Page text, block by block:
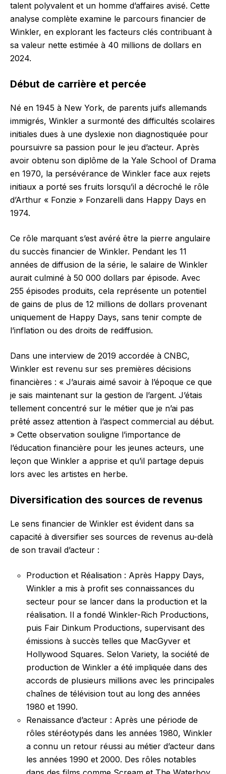
talent polyvalent et un homme d’affaires avisé. Cette
analyse complète examine le parcours financier de
Winkler, en explorant les facteurs clés contribuant à
sa valeur nette estimée à 40 millions de dollars en
2024.
Début de carrière et percée
Né en 1945 à New York, de parents juifs allemands
immigrés, Winkler a surmonté des difficultés scolaires
initiales dues à une dyslexie non diagnostiquée pour
poursuivre sa passion pour le jeu d’acteur. Après
avoir obtenu son diplôme de la Yale School of Drama
en 1970, la persévérance de Winkler face aux rejets
initiaux a porté ses fruits lorsqu’il a décroché le rôle
d’Arthur « Fonzie » Fonzarelli dans Happy Days en
1974.
Ce rôle marquant s’est avéré être la pierre angulaire
du succès financier de Winkler. Pendant les 11
années de diffusion de la série, le salaire de Winkler
aurait culminé à 50 000 dollars par épisode. Avec
255 épisodes produits, cela représente un potentiel
de gains de plus de 12 millions de dollars provenant
uniquement de Happy Days, sans tenir compte de
l’inflation ou des droits de rediffusion.
Dans une interview de 2019 accordée à CNBC,
Winkler est revenu sur ses premières décisions
financières : « J’aurais aimé savoir à l’époque ce que
je sais maintenant sur la gestion de l’argent. J’étais
tellement concentré sur le métier que je n’ai pas
prêté assez attention à l’aspect commercial au début.
» Cette observation souligne l’importance de
l’éducation financière pour les jeunes acteurs, une
leçon que Winkler a apprise et qu’il partage depuis
lors avec les artistes en herbe.
Diversification des sources de revenus
Le sens financier de Winkler est évident dans sa
capacité à diversifier ses sources de revenus au-delà
de son travail d’acteur :
Production et Réalisation : Après Happy Days,
Winkler a mis à profit ses connaissances du
secteur pour se lancer dans la production et la
réalisation. Il a fondé Winkler-Rich Productions,
puis Fair Dinkum Productions, supervisant des
émissions à succès telles que MacGyver et
Hollywood Squares. Selon Variety, la société de
production de Winkler a été impliquée dans des
accords de plusieurs millions avec les principales
chaînes de télévision tout au long des années
1980 et 1990.
Renaissance d’acteur : Après une période de
rôles stéréotypés dans les années 1980, Winkler
a connu un retour réussi au métier d’acteur dans
les années 1990 et 2000. Des rôles notables